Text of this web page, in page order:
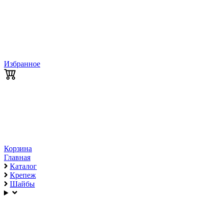
Избранное
Корзина
Главная
Каталог
Крепеж
Шайбы